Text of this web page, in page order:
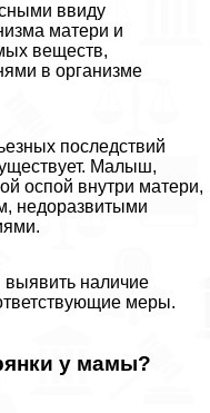
ввиду
матери и
веществ,
в организме
последствий
Малыш,
оспой внутри матери,
недоразвитыми
наличие
меры.
у мамы?